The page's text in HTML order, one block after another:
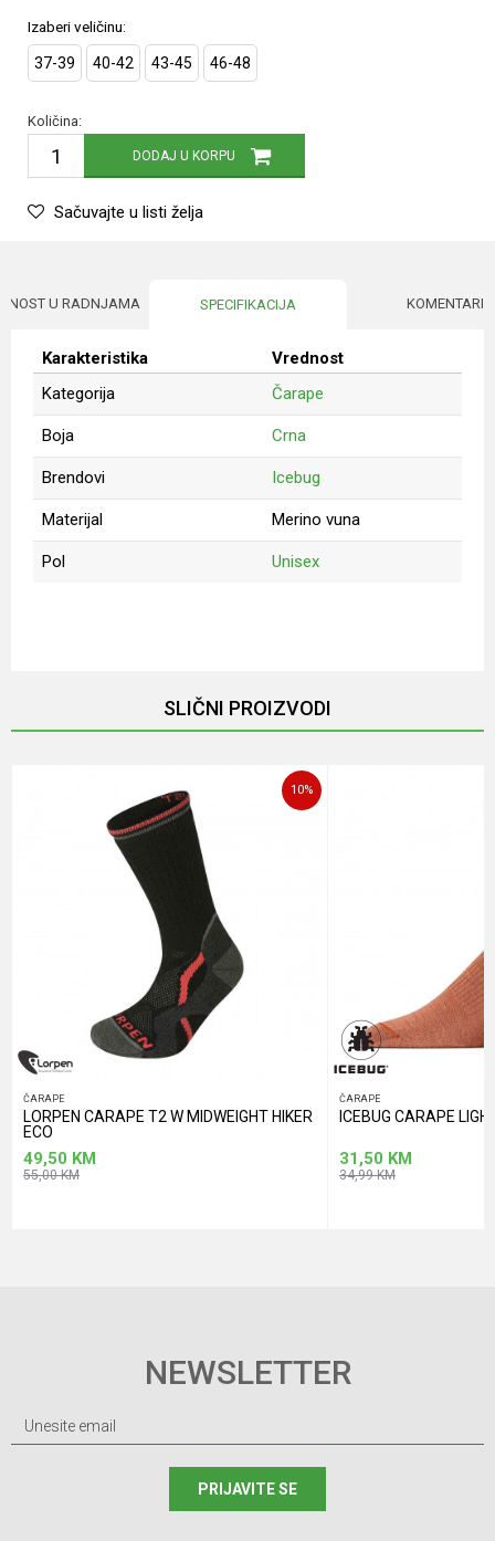
Izaberi veličinu:
37-39 40-42 43-45 46-48
Količina:
DODAJ U KORPU
Sačuvajte u listi želja
U RADNJAMA SPECIFIKACIJA KOMENTARI
Karakteristika
Vrednost
Kategorija
Čarape
Boja Crna
Brendovi Icebug
Materijal Merino vuna
Pol Unisex
POŠALJI
SLIČNI PROIZVODI
10%
ČARAPE
LORPEN CARAPE T2 W MIDWEIGHT HIKER
ECO
49,50 KM
55,00KM
ČARAPE
ICEBUG CARAPE
31,50 KM
34,99KM
NEWSLETTER
PRIJAVITE SE